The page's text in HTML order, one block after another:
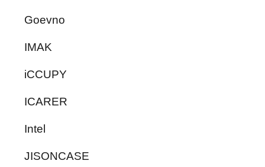
Goevno
IMAK
iCCUPY
ICARER
Intel
JISONCASE